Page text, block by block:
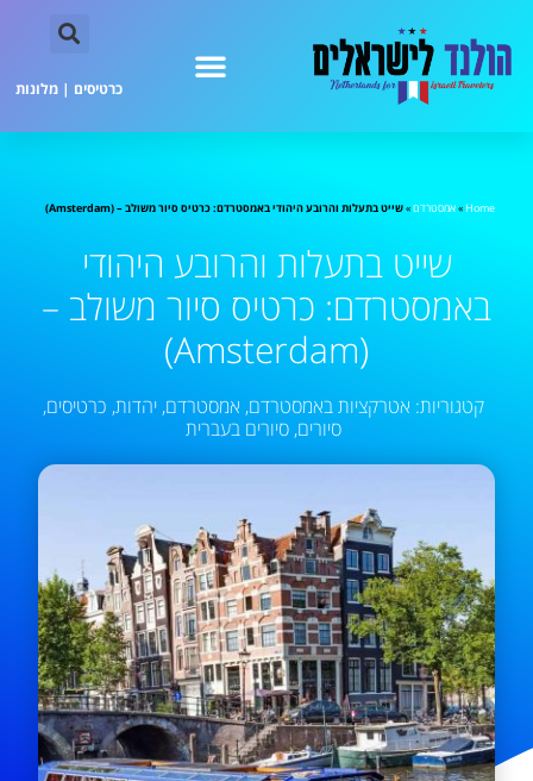
כרטיסים | מלונות
Home
»אמסטרדם»שייט בתעלות והרובע היהודי באמסטרדם: כרטיס סיור משולב – (Amsterdam)
שייט בתעלות והרובע היהודי
באמסטרדם: כרטיס סיור משולב –
(Amsterdam)
קטגוריות: אטרקציות באמסטרדם, אמסטרדם, יהדות, כרטיסים,
סיורים, סיורים בעברית